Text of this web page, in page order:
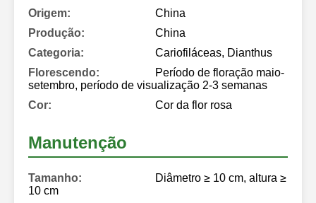
Origem:
China
Produção:
China
Categoria:
Cariofiláceas, Dianthus
Florescendo:
Período de floração maio-
setembro, período de visualização 2-3 semanas
Cor:
Cor da flor rosa
Manutenção
Tamanho:
Diâmetro ≥ 10 cm, altura ≥
10 cm